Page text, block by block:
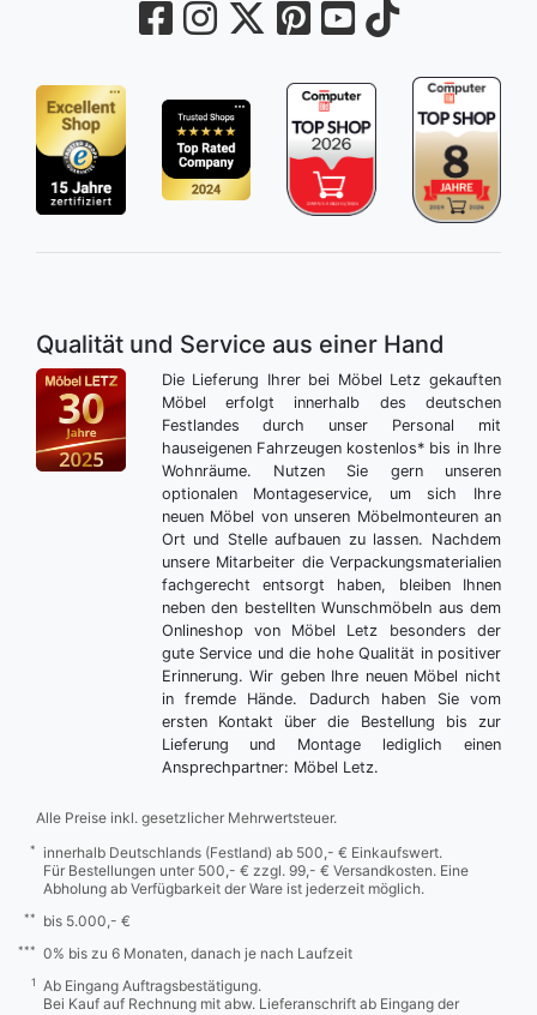
Qualität und Service aus einer Hand
Die Lieferung Ihrer bei Möbel Letz gekauften
Möbel erfolgt innerhalb des deutschen
Festlandes durch unser Personal mit
hauseigenen Fahrzeugen kostenlos* bis in Ihre
Wohnräume. Nutzen Sie gern unseren
optionalen Montageservice, um sich Ihre
neuen Möbel von unseren Möbelmonteuren an
Ort und Stelle aufbauen zu lassen. Nachdem
unsere Mitarbeiter die Verpackungsmaterialien
fachgerecht entsorgt haben, bleiben Ihnen
neben den bestellten Wunschmöbeln aus dem
Onlineshop von Möbel Letz besonders der
gute Service und die hohe Qualität in positiver
Erinnerung. Wir geben Ihre neuen Möbel nicht
in fremde Hände. Dadurch haben Sie vom
ersten Kontakt über die Bestellung bis zur
Lieferung und Montage lediglich einen
Ansprechpartner: Möbel Letz.
Alle Preise inkl. gesetzlicher Mehrwertsteuer.
*
innerhalb Deutschlands (Festland) ab 500,- € Einkaufswert.
Für Bestellungen unter 500,- € zzgl. 99,- € Versandkosten. Eine
Abholung ab Verfügbarkeit der Ware ist jederzeit möglich.
** bis 5.000,- €
*** 0% bis zu 6 Monaten, danach je nach Laufzeit
1
Ab Eingang Auftragsbestätigung.
Bei Kauf auf Rechnung mit abw. Lieferanschrift ab Eingang der